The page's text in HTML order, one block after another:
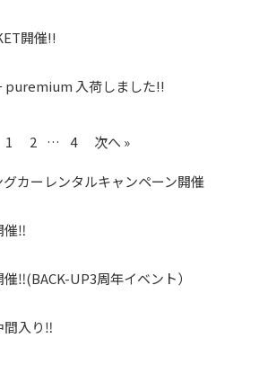
開催!!
puremium 入荷しました!!
1 2 … 4 次へ »
カーレンタルキャンペーン開催
催‼
‼(BACK-UP3周年イベント）
入り‼